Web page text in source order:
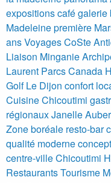
expositions café
Madeleine première
ansVoyages CoSte
Liaison Minganie
Laurent Parcs Canada
Golf Le Dijon confort
Cuisine Chicoutimi
régionaux Janelle
Zone boréale resto-bar
qualité moderne
centre-ville Chicoutimi
Restaurants Tourisme